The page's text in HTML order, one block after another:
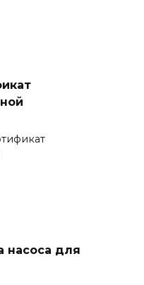
насоса для